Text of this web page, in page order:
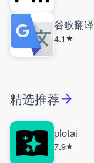
谷歌翻译
4.1
精选推荐
plotai
7.9